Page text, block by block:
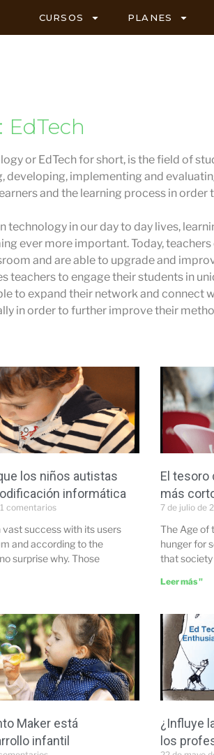
CURSOS PLANES
EdTech
or EdTech for short, is the field of
developing, implementing and
and the learning process in
technology in our day to day lives,
ever more important. Today,
and are able to upgrade and
teachers to engage their students in
to expand their network and connect
in order to further improve their
los niños autistas
informática
comentarios
success with its users
and according to the
surprise why. Those
El tesoro
más
7 de julio de
The Age of
hunger for
that society
Leer más "
Maker está
infantil
¿Influye
los